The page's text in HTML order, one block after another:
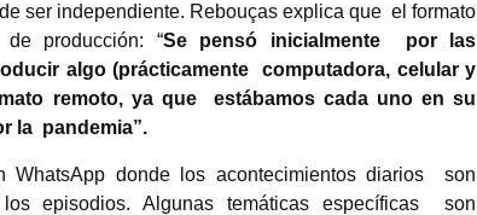
ser independiente. Rebouças explica que el formato
producción: “Se pensó inicialmente por las
algo (prácticamente computadora, celular y
remoto, ya que estábamos cada uno en su
la pandemia”.
donde los acontecimientos diarios son
episodios. Algunas temáticas específicas son